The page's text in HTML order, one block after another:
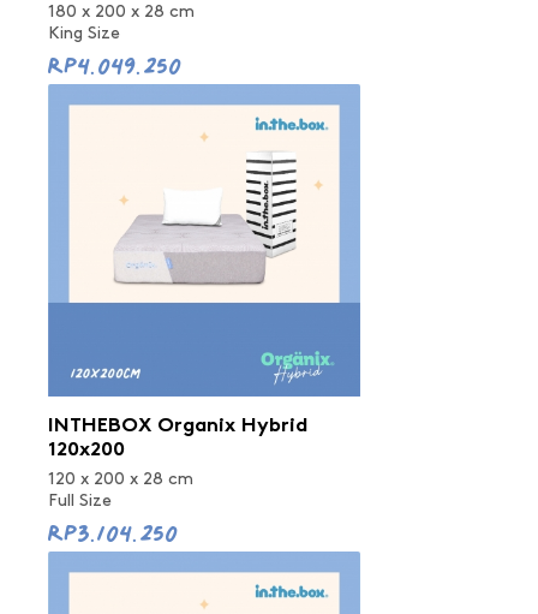
180 x 200 x 28 cm
King Size
Rp4.049.250
INTHEBOX Organix Hybrid
120x200
120 x 200 x 28 cm
Full Size
Rp3.104.250